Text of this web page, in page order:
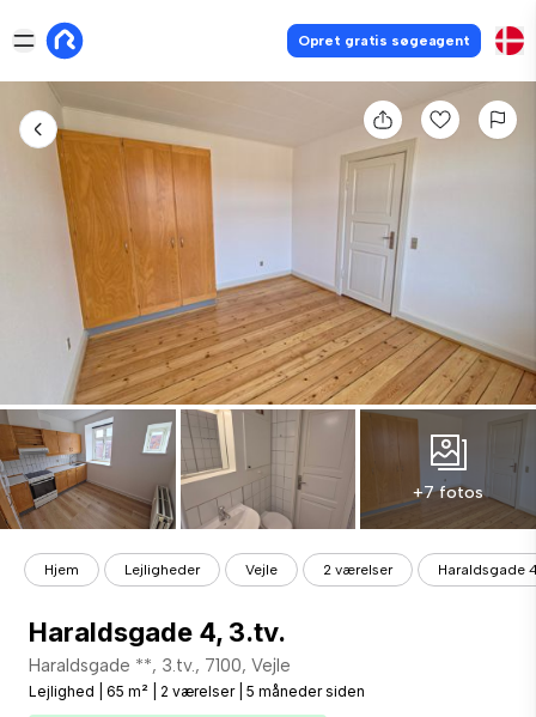
Opret gratis søgeagent
+7 fotos
Hjem Lejligheder Vejle 2 værelser Haraldsgade
Haraldsgade 4, 3.tv.
Haraldsgade **, 3.tv., 7100, Vejle
Lejlighed 65 m² 2 værelser 5 måneder siden